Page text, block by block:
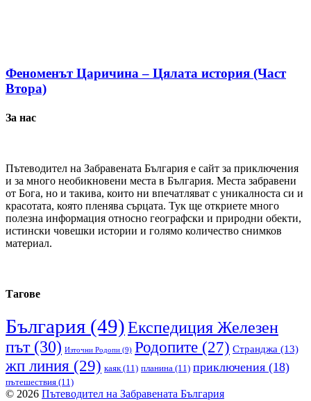
Феноменът Царичина – Цялата история (Част
Втора)
За нас
Пътеводител на Забравената България е сайт за приключения
и за много необикновени места в България. Места забравени
от Бога, но и такива, които ни впечатляват с уникалноста си и
красотата, която пленява сърцата. Тук ще откриете много
полезна информация относно географски и природни обекти,
истински човешки истории и голямо количество снимков
материал.
Тагове
България (49)Експедиция Железен
път(30) Източни Родопи (9) Родопите (27) Странджа (13)
жп линия (29) каяк(11) планина (11) приключения (18)
пътешествия (11)
© 2026 Пътеводител на Забравената България